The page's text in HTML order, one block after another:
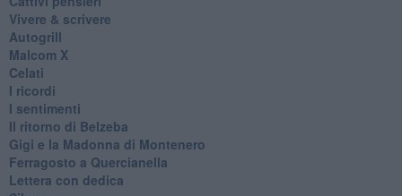
Vivere & scrivere
Autogrill
Malcom X
Celati
I ricordi
I sentimenti
Il ritorno di Belzeba
Gigi e la Madonna di Montenero
Ferragosto a Quercianella
Lettera con dedica